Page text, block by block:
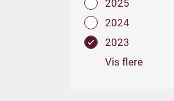
2025
2024
2023
Vis flere